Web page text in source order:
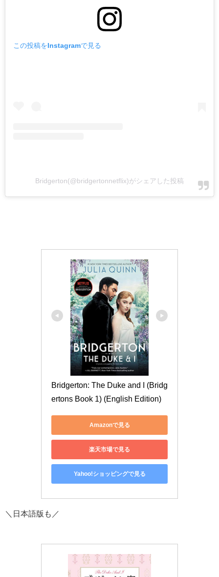
この投稿をInstagramで見る
Bridgerton(@bridgertonnetflix)がシェアした投稿
Bridgerton: The Duke and I (Bridg
ertons Book 1) (English Edition)
Amazonで見る
楽天市場で見る
Yahoo!ショッピングで見る
＼日本語版も／